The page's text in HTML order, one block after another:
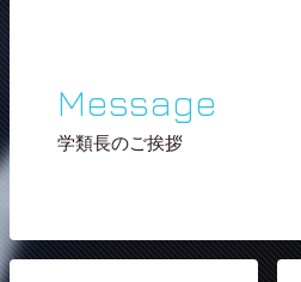
Message
学類長のご挨拶